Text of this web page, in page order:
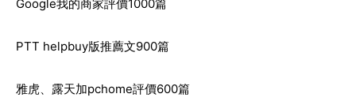
Google我的商家評價1000篇
PTT helpbuy版推薦文900篇
雅虎、露天加pchome評價600篇